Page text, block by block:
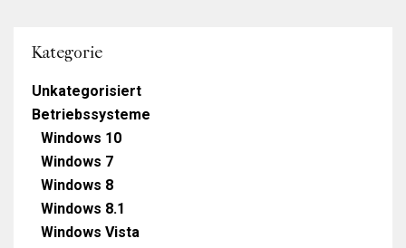
Kategorie
Unkategorisiert
Betriebssysteme
Windows 10
Windows 7
Windows 8
Windows 8.1
Windows Vista